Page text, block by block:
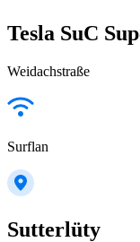
Tesla SuC
Weidachstraße
Surflan
Sutterlüty